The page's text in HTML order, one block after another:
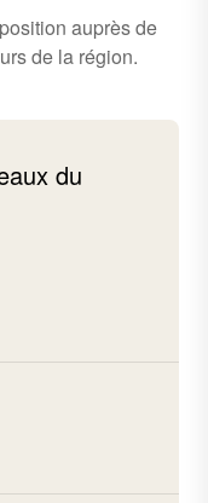
auprès de
de la région.
du